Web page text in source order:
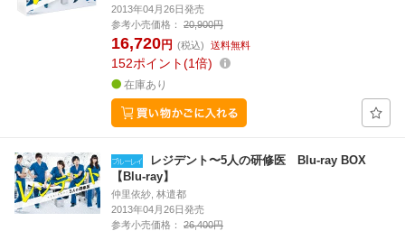
2013年04月26日発売
参考小売価格：
20,900円
16,720円 (税込) 送料無料
152ポイント 1倍
在庫あり
レジデント〜5人の研修医 Blu-ray BOX
【Blu-ray】
仲里依紗, 林遣都
2013年04月26日発売
参考小売価格：
26,400円